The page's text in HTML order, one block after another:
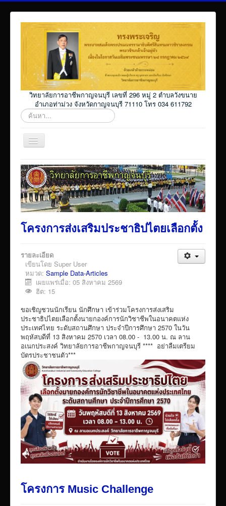
วิทยาลัยการอาชีพกาญจนบุรี เลขที่ 296 หมู่ 2 ตำบลวังขนาย
อำเภอท่าม่วง จังหวัดกาญจนบุรี 71110 โทร 034 611792
ค้นหา...
สลับ
เก
ชั่น
Home
โปรแกรม ศธ02 ออนไลน์
Elearning_kicec
VTR แนะนำวิทยาลัย
ITA/ข้อมูลสาธารณะ
ID-PLAN
พัสดุ/จัดซื่อจัดจ้าง
ติดต่อวิทยาลัย
แบบประเมินครูผู้สอน
ห้องสมุดอิเล็กทรอนิกส์
ศูนย์ซ่อมสร้างเพื่อชุมชน FixitCenter
รวม Link หน้าเว็บ QRCode
กฎหมายด้านการศึกษา
ร้องเรียน/ร้องทุกข์/สอบถามรายละเอียด
e-learning(sandbox)
เผยแพร่ผลงานวิชาการ
โครงการส่งเสริมประชาธิปไตยเลือกตั้ง
รายละเอียด
เขียนโดย Super User
หมวด: Sample Data-Articles
เผยแพร่เมื่อ: 05 สิงหาคม 2569
ฮิต: 15
ขอเชิญชวนนักเรียน นักศึกษา เข้าร่วมโครงการส่งเสริม
ประชาธิปไตยเลือกตั้งนายกองค์การนักวิชาชีพในอนาคตแห่ง
ประเทศไทย ระดับสถานศึกษา ประจำปีการศึกษา 2570 ในวัน
พฤหัสบดีที่ 13 สิงหาคม 2570 เวลา 08.00 - 13.00 น. ณ ลาน
อเนกประสงค์ วิทยาลัยการอาชีพกาญจนบุรี **** อย่าลืมเตรียม
บัตรประชาชนตัว***
โครงการ Music Challenge